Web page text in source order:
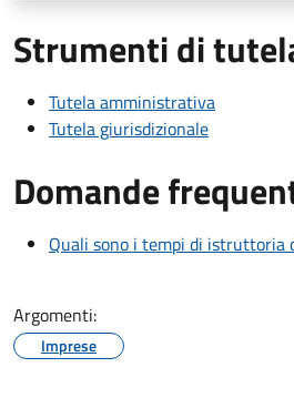
Strumenti di
Tutela amministrativa
Tutela giurisdizionale
Domande
Quali sono i tempi di istruttoria
Argomenti:
Imprese